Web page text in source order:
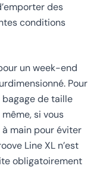
des
conditions
un week-end
Pour
bagage de taille
si vous
main pour éviter
Line XL n’est
obligatoirement